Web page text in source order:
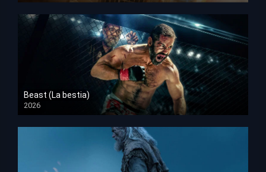
Beast (La bestia)
2026
HD 1080p